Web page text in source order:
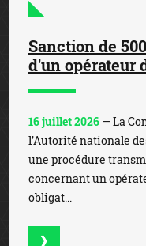
Sanction de
d'un opérateur
16 juillet 2026 — La
l’Autorité nationale
une procédure
concernant un
obligat...